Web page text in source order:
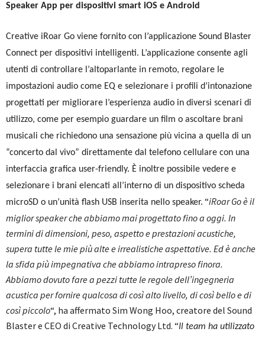
Speaker App per dispositivi smart iOS e Android
Creative iRoar Go viene fornito con l’applicazione Sound Blaster
Connect per dispositivi intelligenti. L’applicazione consente agli
utenti di controllare l’altoparlante in remoto, regolare le
impostazioni audio come EQ e selezionare i profili d’intonazione
progettati per migliorare l’esperienza audio in diversi scenari di
utilizzo, come per esempio guardare un film o ascoltare brani
musicali che richiedono una sensazione più vicina a quella di un
“concerto dal vivo” direttamente dal telefono cellulare con una
interfaccia grafica user-friendly. È inoltre possibile vedere e
selezionare i brani elencati all’interno di un dispositivo scheda
microSD o un’unità flash USB inserita nello speaker. “iRoar Go è il
miglior speaker che abbiamo mai progettato fino a oggi. In
termini di dimensioni, peso, aspetto e prestazioni acustiche,
supera tutte le mie più alte e irrealistiche aspettative. Ed è anche
la sfida più impegnativa che abbiamo intrapreso finora.
Abbiamo dovuto fare a pezzi tutte le regole dell’ingegneria
acustica per fornire qualcosa di così alto livello, di così bello e di
così piccolo“, ha affermato Sim Wong Hoo, creatore del Sound
Blaster e CEO di Creative Technology Ltd. “Il team ha utilizzato